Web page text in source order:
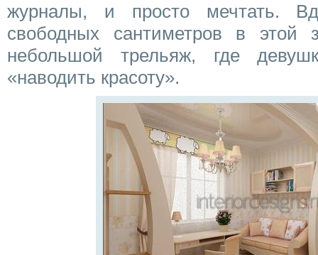
журналы, и просто мечтать.
свободных сантиметров в этой
небольшой трельяж, где
«наводить красоту».